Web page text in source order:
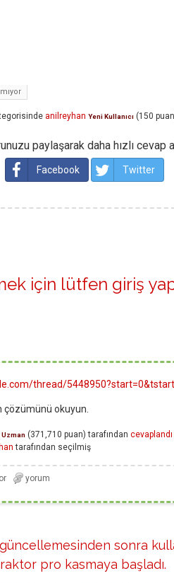
anilreyhan Yeni Kullanıcı (150
paylaşarak daha hızlı cevap
Facebook Twitter
için lütfen giriş
thread/
çözümünü okuyun.
Uzman (371,710 puan) tarafından cevaplandı
tarafından seçilmiş
sonra
pro kasmaya başladı.